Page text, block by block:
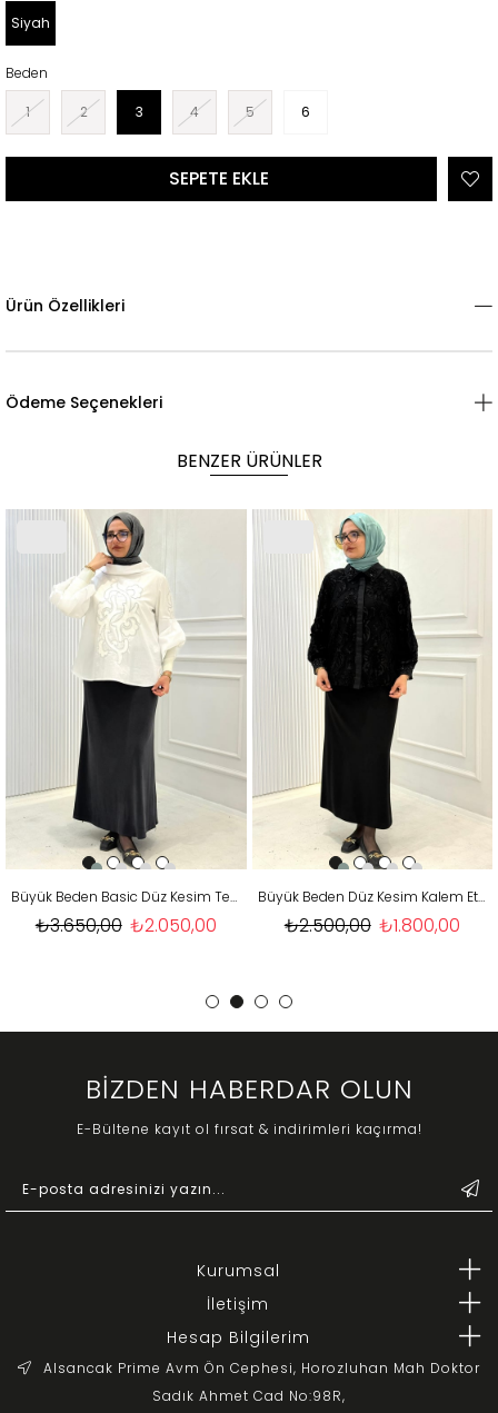
Siyah
Beden
1 2 3 4 5 6
Ürün Özellikleri
Ödeme Seçenekleri
BENZER ÜRÜNLER
Büyük Beden Basic Düz Kesim Tensel Etek Antrasit OTW2767
₺2.050,00
₺3.650,00
Büyük Beden Düz Kesim Kalem Etek Siyah OTW2013
₺1.800,00
₺2.500,00
BİZDEN HABERDAR OLUN
E-Bültene kayıt ol fırsat & indirimleri kaçırma!
Kurumsal
İletişim
Hesap Bilgilerim
Alsancak Prime Avm Ön Cephesi, Horozluhan Mah Doktor
Sadık Ahmet Cad No:98R,